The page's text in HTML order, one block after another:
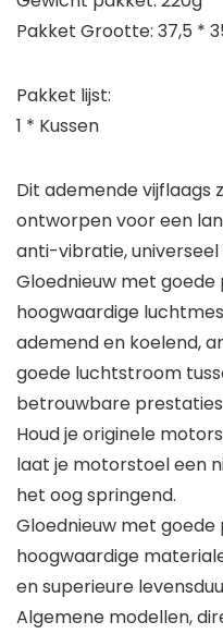
Pakket Grootte: 37,5 *
Pakket lijst:
1 * Kussen
Dit ademende vijflaags
ontworpen voor een
anti-vibratie, universeel
Gloednieuw met
hoogwaardige
ademend en koelend,
goede luchtstroom
betrouwbare
Houd je originele
laat je motorstoel een
het oog springend.
Gloednieuw met
hoogwaardige
en superieure
Algemene modellen,